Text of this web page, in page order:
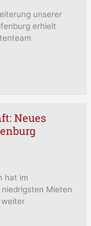
unserer
erhielt
Neues
hat im
Mieten